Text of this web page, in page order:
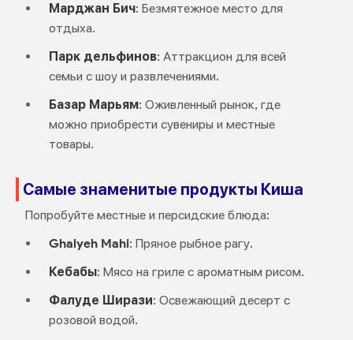
Марджан Бич: Безмятежное место для
отдыха.
Парк дельфинов: Аттракцион для всей
семьи с шоу и развлечениями.
Базар Марьям: Оживленный рынок, где
можно приобрести сувениры и местные
товары.
Самые знаменитые продукты Киша
Попробуйте местные и персидские блюда:
Ghalyeh Mahi: Пряное рыбное рагу.
Кебабы: Мясо на гриле с ароматным рисом.
Фалуде Ширази: Освежающий десерт с
розовой водой.